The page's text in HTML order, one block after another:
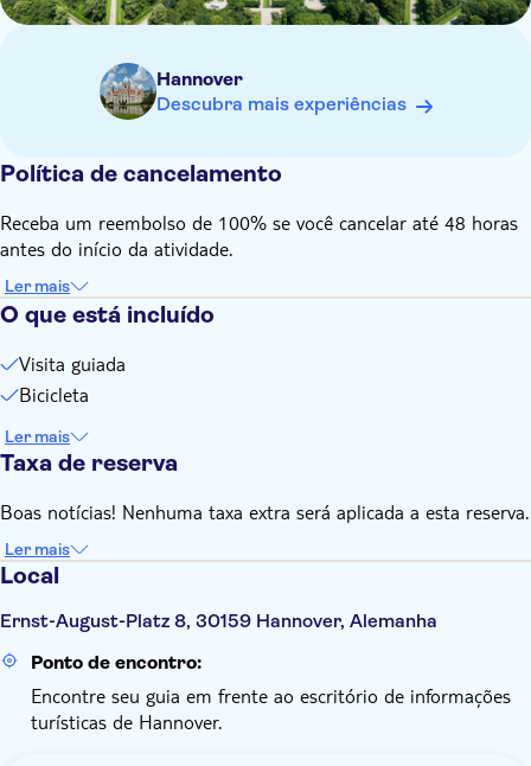
Hannover
Descubra mais experiências
Política de cancelamento
Receba um reembolso de 100% se você cancelar até 48 horas
antes do início da atividade.
Ler mais
O que está incluído
Visita guiada
Bicicleta
Ler mais
Taxa de reserva
Boas notícias! Nenhuma taxa extra será aplicada a esta reserva.
Ler mais
Local
Ernst-August-Platz 8, 30159 Hannover, Alemanha
Ponto de encontro:
Encontre seu guia em frente ao escritório de informações
turísticas de Hannover.